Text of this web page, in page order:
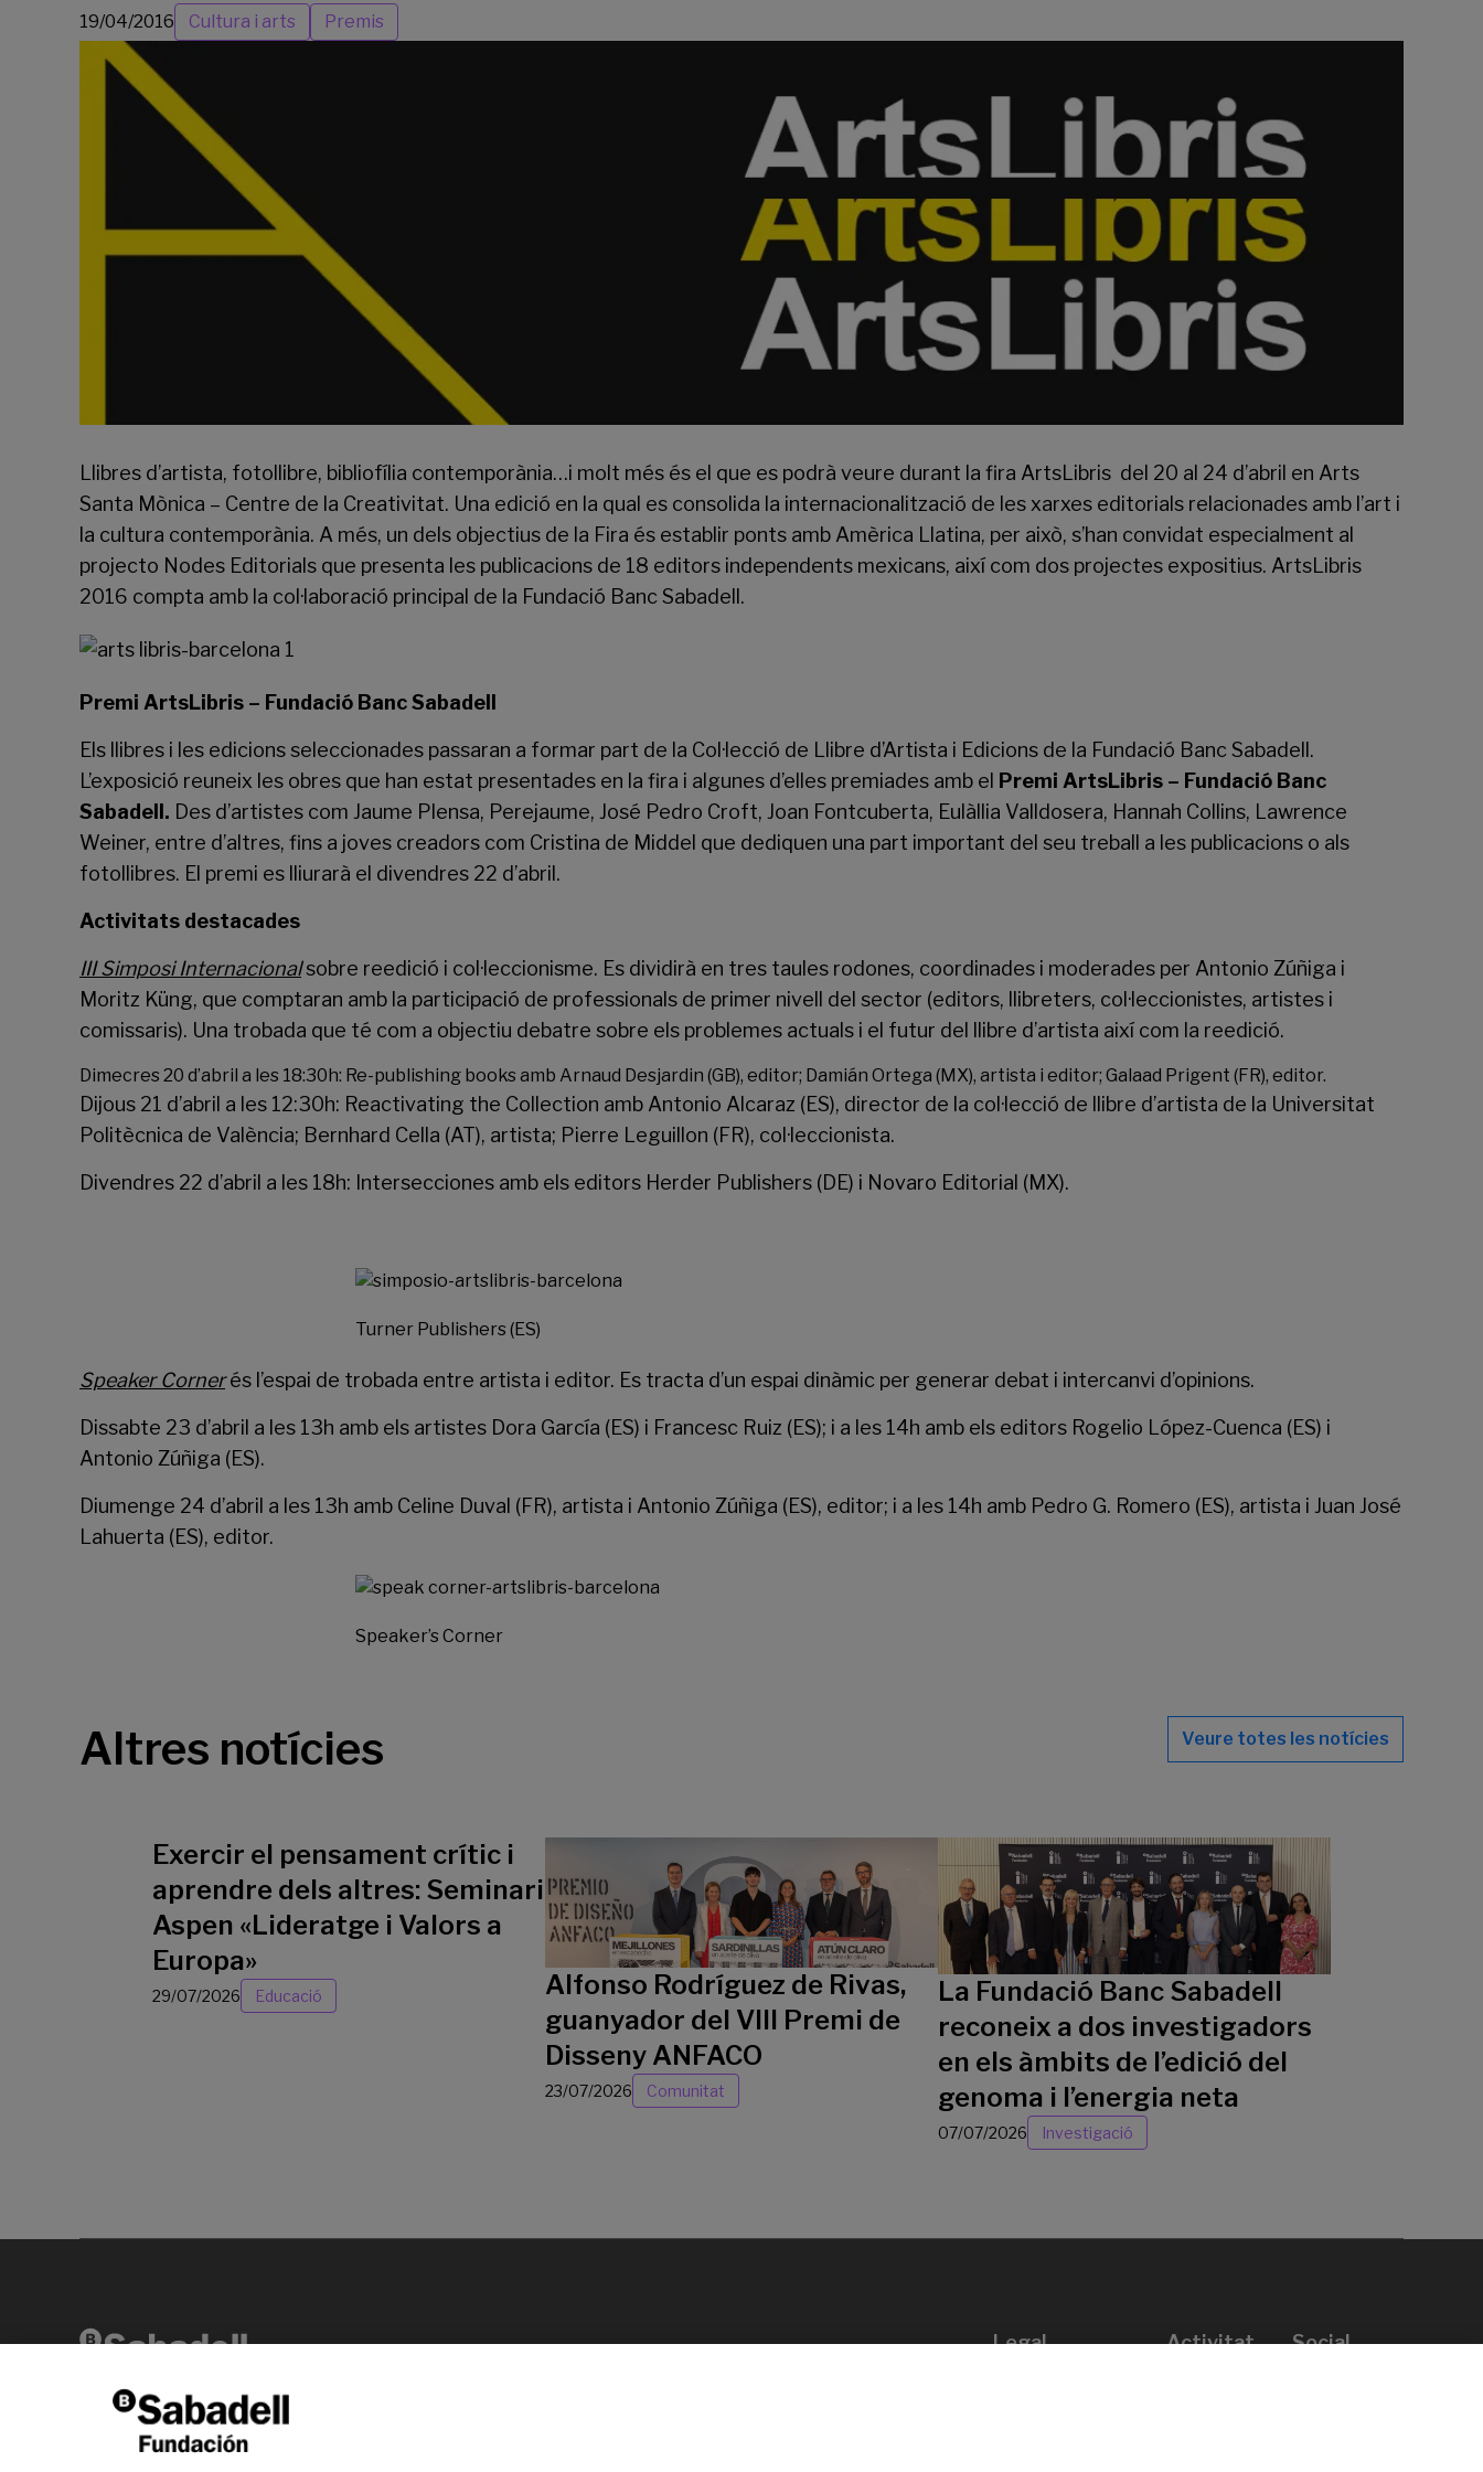
19/04/2016 Cultura i arts Premis
Llibres d’artista, fotollibre, bibliofília contemporània…i molt més és el que es podrà veure durant la fira ArtsLibris del 20 al 24 d’abril en Arts
Santa Mònica – Centre de la Creativitat. Una edició en la qual es consolida la internacionalització de les xarxes editorials relacionades amb l’art i
la cultura contemporània. A més, un dels objectius de la Fira és establir ponts amb Amèrica Llatina, per això, s’han convidat especialment al
projecto Nodes Editorials que presenta les publicacions de 18 editors independents mexicans, així com dos projectes expositius. ArtsLibris
2016 compta amb la col·laboració principal de la Fundació Banc Sabadell.
Premi ArtsLibris – Fundació Banc Sabadell
Els llibres i les edicions seleccionades passaran a formar part de la Col·lecció de Llibre d’Artista i Edicions de la Fundació Banc Sabadell.
L’exposició reuneix les obres que han estat presentades en la fira i algunes d’elles premiades amb el Premi ArtsLibris – Fundació Banc
Sabadell. Des d’artistes com Jaume Plensa, Perejaume, José Pedro Croft, Joan Fontcuberta, Eulàllia Valldosera, Hannah Collins, Lawrence
Weiner, entre d’altres, fins a joves creadors com Cristina de Middel que dediquen una part important del seu treball a les publicacions o als
fotollibres. El premi es lliurarà el divendres 22 d’abril.
Activitats destacades
III Simposi Internacionalsobre reedició i col·leccionisme. Es dividirà en tres taules rodones, coordinades i moderades per Antonio Zúñiga i
Moritz Küng, que comptaran amb la participació de professionals de primer nivell del sector (editors, llibreters, col·leccionistes, artistes i
comissaris). Una trobada que té com a objectiu debatre sobre els problemes actuals i el futur del llibre d’artista així com la reedició.
Dimecres 20 d’abril a les 18:30h: Re-publishing books amb Arnaud Desjardin (GB), editor; Damián Ortega (MX), artista i editor; Galaad Prigent (FR), editor.
Dijous 21 d’abril a les 12:30h: Reactivating the Collection amb Antonio Alcaraz (ES), director de la col·lecció de llibre d’artista de la Universitat
Politècnica de València; Bernhard Cella (AT), artista; Pierre Leguillon (FR), col·leccionista.
Divendres 22 d’abril a les 18h: Intersecciones amb els editors Herder Publishers (DE) i Novaro Editorial (MX).
Turner Publishers (ES)
Speaker Cornerés l’espai de trobada entre artista i editor. Es tracta d’un espai dinàmic per generar debat i intercanvi d’opinions.
Dissabte 23 d’abril a les 13h amb els artistes Dora García (ES) i Francesc Ruiz (ES); i a les 14h amb els editors Rogelio López-Cuenca (ES) i
Antonio Zúñiga (ES).
Diumenge 24 d’abril a les 13h amb Celine Duval (FR), artista i Antonio Zúñiga (ES), editor; i a les 14h amb Pedro G. Romero (ES), artista i Juan José
Lahuerta (ES), editor.
Speaker’s Corner
Altres notícies Veure totes les notícies
Exercir el pensament crític i
aprendre dels altres: Seminari
Aspen «Lideratge i Valors a
Europa»
29/07/2026 Educació
Alfonso Rodríguez de Rivas,
guanyador del VIII Premi de
Disseny ANFACO
23/07/2026 Comunitat
La Fundació Banc Sabadell
reconeix a dos investigadors
en els àmbits de l’edició del
genoma i l’energia neta
07/07/2026 Investigació
Av. Diagonal, 456 2ª planta 08006 Barcelona
Legal Activitat Social